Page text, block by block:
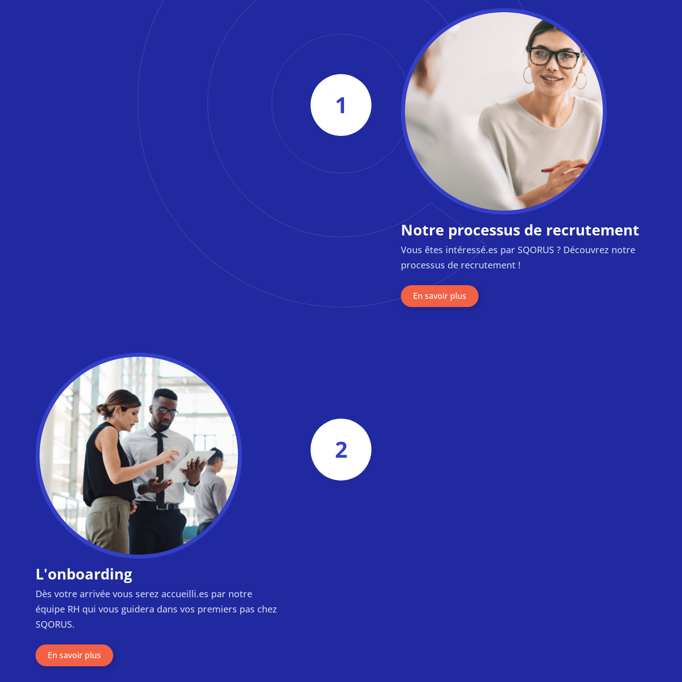
Notre processus de recrutement
Vous êtes intéressé.es par SQORUS ? Découvrez notre
processus de recrutement !
En savoir plus
L'onboarding
Dès votre arrivée vous serez accueilli.es par notre
équipe RH qui vous guidera dans vos premiers pas chez
SQORUS.
En savoir plus